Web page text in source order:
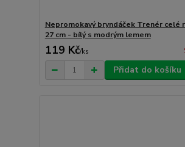
Nepromokavý bryndáček Trenér celé
27 cm - bílý s modrým lemem
119 Kč/ks
Přidat do košíku